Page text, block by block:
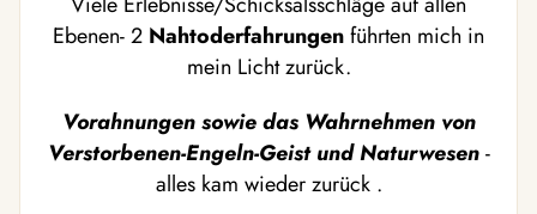
Ebenen- 2 Nahtoderfahrungenführten mich in
mein Licht zurück.
Vorahnungen sowie das Wahrnehmen von
Verstorbenen-Engeln-Geist und Naturwesen -
alles kam wieder zurück .